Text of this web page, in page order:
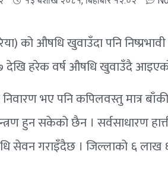
को औषधि खुवाउँदा पनि
देखि हरेक वर्ष औषधि खुवाउँदै
निवारण भए पनि कपिलवस्तु मात्र
हुन सकेको छैन । सर्वसाधारण
गराइँदैछ । जिल्लाको ६ लाख